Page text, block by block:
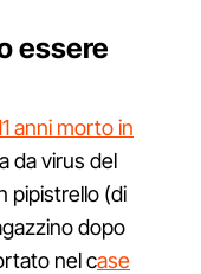
essere
anni morto in
da virus del
pipistrello (di
dopo
nel case